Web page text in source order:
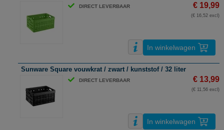
DIRECT LEVERBAAR € 19,99
(€ 16,52 excl)
In winkelwagen
Sunware Square vouwkrat / zwart / kunststof / 32 liter
DIRECT LEVERBAAR € 13,99
(€ 11,56 excl)
In winkelwagen